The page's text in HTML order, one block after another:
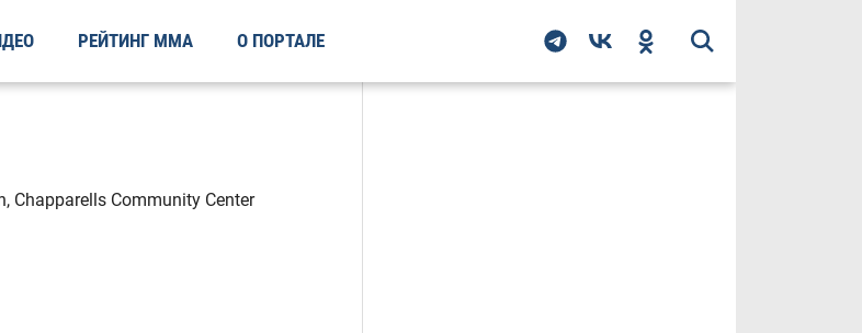
РЕЙТИНГ ММА О ПОРТАЛЕ
Chapparells Community Center